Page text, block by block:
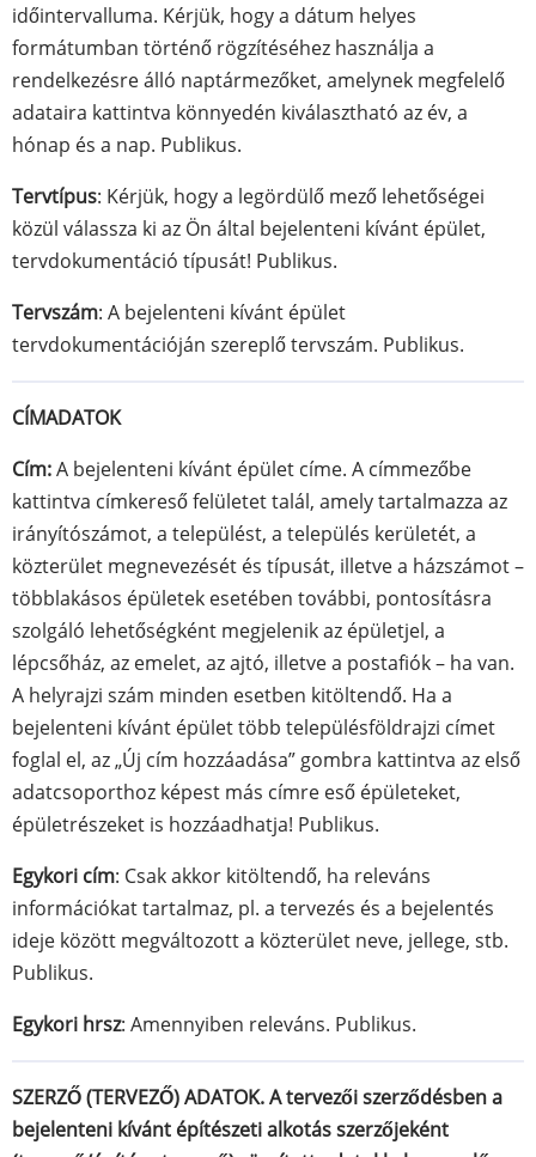
időintervalluma. Kérjük, hogy a dátum helyes
formátumban történő rögzítéséhez használja a
rendelkezésre álló naptármezőket, amelynek megfelelő
adataira kattintva könnyedén kiválasztható az év, a
hónap és a nap. Publikus.
Tervtípus: Kérjük, hogy a legördülő mező lehetőségei
közül válassza ki az Ön által bejelenteni kívánt épület,
tervdokumentáció típusát! Publikus.
Tervszám: A bejelenteni kívánt épület
tervdokumentációján szereplő tervszám. Publikus.
CÍMADATOK
Cím:A bejelenteni kívánt épület címe. A címmezőbe
kattintva címkereső felületet talál, amely tartalmazza az
irányítószámot, a települést, a település kerületét, a
közterület megnevezését és típusát, illetve a házszámot –
többlakásos épületek esetében további, pontosításra
szolgáló lehetőségként megjelenik az épületjel, a
lépcsőház, az emelet, az ajtó, illetve a postafiók – ha van.
A helyrajzi szám minden esetben kitöltendő. Ha a
bejelenteni kívánt épület több településföldrajzi címet
foglal el, az „Új cím hozzáadása” gombra kattintva az első
adatcsoporthoz képest más címre eső épületeket,
épületrészeket is hozzáadhatja! Publikus.
Egykori cím: Csak akkor kitöltendő, ha releváns
információkat tartalmaz, pl. a tervezés és a bejelentés
ideje között megváltozott a közterület neve, jellege, stb.
Publikus.
Egykori hrsz: Amennyiben releváns. Publikus.
SZERZŐ (TERVEZŐ) ADATOK. A tervezői szerződésben a
bejelenteni kívánt építészeti alkotás szerzőjeként